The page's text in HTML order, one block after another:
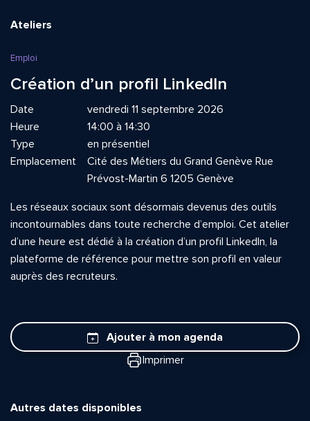
Ateliers
Emploi
Création d’un profil LinkedIn
Date
vendredi 11 septembre 2026
Heure
14:00 à 14:30
Type
en présentiel
Emplacement
Cité des Métiers du Grand Genève Rue
Prévost-Martin 6 1205 Genève
Les réseaux sociaux sont désormais devenus des outils
incontournables dans toute recherche d’emploi. Cet atelier
d’une heure est dédié à la création d’un profil LinkedIn, la
plateforme de référence pour mettre son profil en valeur
auprès des recruteurs.
Ajouter à mon agenda
Imprimer
Autres dates disponibles